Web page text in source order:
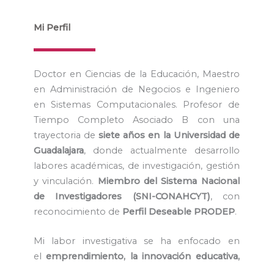
Mi Perfil
Doctor en Ciencias de la Educación, Maestro
en Administración de Negocios e Ingeniero
en Sistemas Computacionales. Profesor de
Tiempo Completo Asociado B con una
trayectoria desiete años en la Universidad de
Guadalajara, donde actualmente desarrollo
labores académicas, de investigación, gestión
y vinculación. Miembro del Sistema Nacional
de Investigadores (SNI-CONAHCYT), con
reconocimiento de Perfil Deseable PRODEP.
Mi labor investigativa se ha enfocado en
elemprendimiento, la innovación educativa,